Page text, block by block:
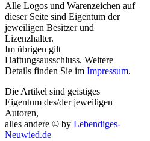
Alle Logos und Warenzeichen auf
dieser Seite sind Eigentum der
jeweiligen Besitzer und
Lizenzhalter.
Im übrigen gilt
Haftungsausschluss. Weitere
Details finden Sie im Impressum.
Die Artikel sind geistiges
Eigentum des/der jeweiligen
Autoren,
alles andere © by Lebendiges-
Neuwied.de